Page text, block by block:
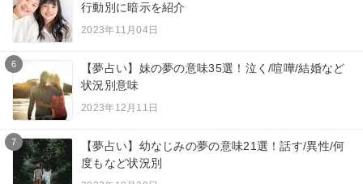
行動別に暗示を紹介
2023年11月04日
6
【夢占い】妹の夢の意味35選！泣く/喧嘩/結婚など
状況別意味
2023年12月11日
7
【夢占い】幼なじみの夢の意味21選！話す/異性/何
度もなど状況別